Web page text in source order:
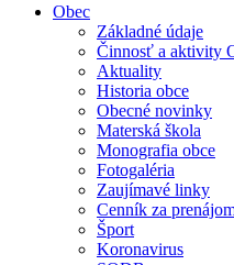
Obec
Základné údaje
Činnosť a aktivity
Aktuality
Historia obce
Obecné novinky
Materská škola
Monografia obce
Fotogaléria
Zaujímavé linky
Cenník za
Šport
Koronavirus